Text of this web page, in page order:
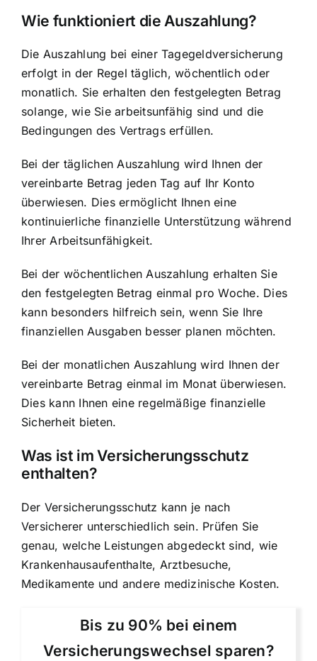
Wie funktioniert die Auszahlung?
Die Auszahlung bei einer Tagegeldversicherung
erfolgt in der Regel täglich, wöchentlich oder
monatlich. Sie erhalten den festgelegten Betrag
solange, wie Sie arbeitsunfähig sind und die
Bedingungen des Vertrags erfüllen.
Bei der täglichen Auszahlung wird Ihnen der
vereinbarte Betrag jeden Tag auf Ihr Konto
überwiesen. Dies ermöglicht Ihnen eine
kontinuierliche finanzielle Unterstützung während
Ihrer Arbeitsunfähigkeit.
Bei der wöchentlichen Auszahlung erhalten Sie
den festgelegten Betrag einmal pro Woche. Dies
kann besonders hilfreich sein, wenn Sie Ihre
finanziellen Ausgaben besser planen möchten.
Bei der monatlichen Auszahlung wird Ihnen der
vereinbarte Betrag einmal im Monat überwiesen.
Dies kann Ihnen eine regelmäßige finanzielle
Sicherheit bieten.
Was ist im Versicherungsschutz
enthalten?
Der Versicherungsschutz kann je nach
Versicherer unterschiedlich sein. Prüfen Sie
genau, welche Leistungen abgedeckt sind, wie
Krankenhausaufenthalte, Arztbesuche,
Medikamente und andere medizinische Kosten.
Bis zu 90% bei einem
Versicherungswechsel sparen?